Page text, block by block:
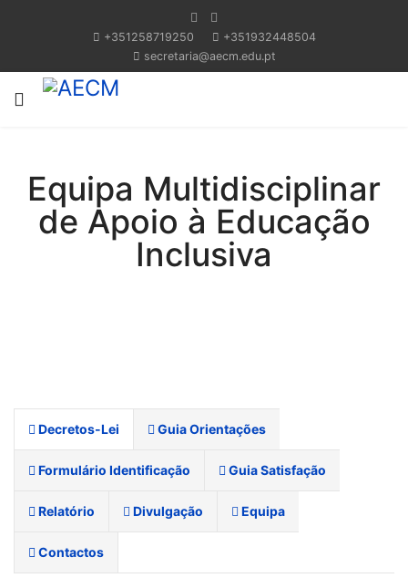
+351258719250
+351932448504
secretaria@aecm.edu.pt
Equipa Multidisciplinar
de Apoio à Educação
Inclusiva
Decretos-Lei Guia Orientações
Formulário Identificação Guia Satisfação
Relatório Divulgação Equipa
Contactos